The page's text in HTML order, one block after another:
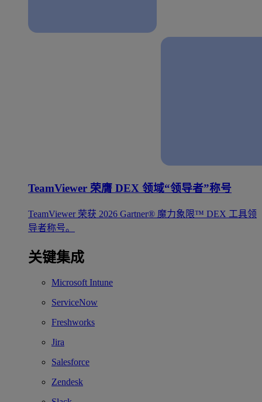
TeamViewer 荣膺 DEX 领域“领导者”称号
TeamViewer 荣获 2026 Gartner® 魔力象限™ DEX 工具领
导者称号。
关键集成
Microsoft Intune
ServiceNow
Freshworks
Jira
Salesforce
Zendesk